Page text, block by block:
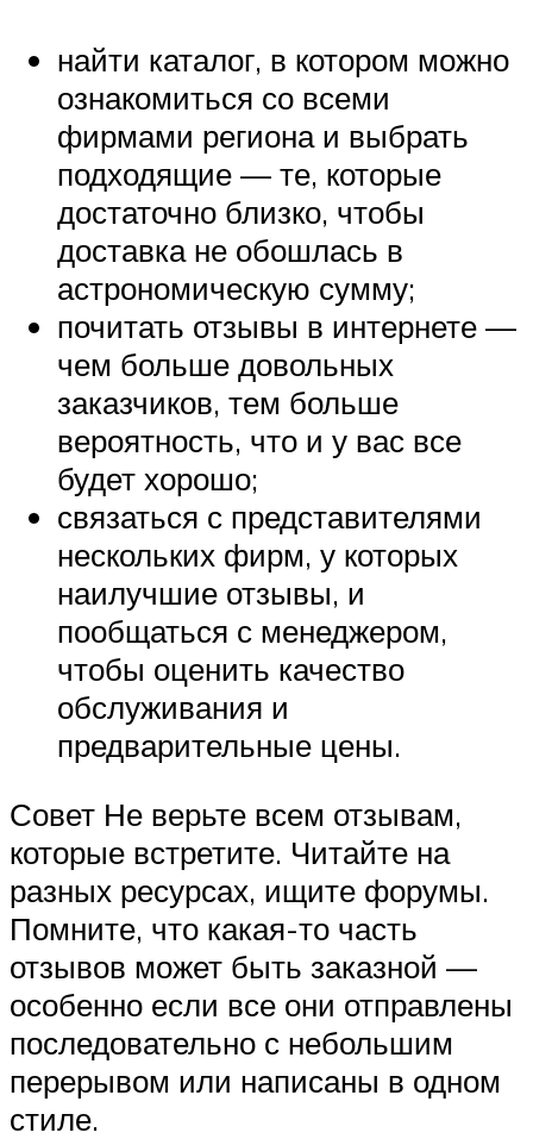
найти каталог, в котором можно
ознакомиться со всеми
фирмами региона и выбрать
подходящие — те, которые
достаточно близко, чтобы
доставка не обошлась в
астрономическую сумму;
почитать отзывы в интернете —
чем больше довольных
заказчиков, тем больше
вероятность, что и у вас все
будет хорошо;
связаться с представителями
нескольких фирм, у которых
наилучшие отзывы, и
пообщаться с менеджером,
чтобы оценить качество
обслуживания и
предварительные цены.
Совет Не верьте всем отзывам,
которые встретите. Читайте на
разных ресурсах, ищите форумы.
Помните, что какая-то часть
отзывов может быть заказной —
особенно если все они отправлены
последовательно с небольшим
перерывом или написаны в одном
стиле.